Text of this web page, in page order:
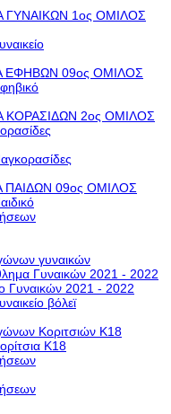
ΓΥΝΑΙΚΩΝ 1ος ΟΜΙΛΟΣ
ΕΦΗΒΩΝ 09ος ΟΜΙΛΟΣ
ΚΟΡΑΣΙΔΩΝ 2ος ΟΜΙΛΟΣ
ΠΑΙΔΩΝ 09ος ΟΜΙΛΟΣ
γυναικών
Γυναικών 2021 - 2022
Γυναικών 2021 - 2022
βόλεϊ
Κοριτσιών Κ18
Κ18